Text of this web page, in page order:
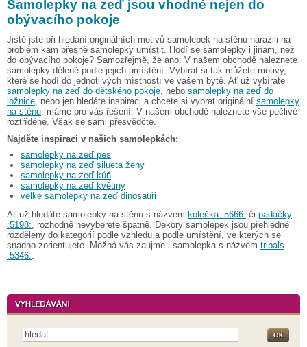
Samolepky na zeď jsou vhodné nejen do
obývacího pokoje
Jistě jste při hledání originálních motivů samolepek na stěnu narazili na
problém kam přesně samolepky umístit. Hodí se samolepky i jinam, než
do obývacího pokoje? Samozřejmě, že ano. V našem obchodě naleznete
samolepky dělené podle jejich umístění. Vybírat si tak můžete motivy,
které se hodí do jednotlivých místností ve vašem bytě. Ať už vybíráte
samolepky na zeď do dětského pokoje, nebo samolepky na zeď do
ložnice, nebo jen hledáte inspiraci a chcete si vybrat originální samolepky
na stěnu, máme pro vás řešení. V našem obchodě naleznete vše pečlivě
roztříděné. Však se sami přesvědčte.
Najděte inspiraci v našich samolepkách:
samolepky na zeď pes
samolepky na zeď silueta ženy
samolepky na zeď kůň
samolepky na zeď květiny
velké samolepky na zeď dinosauři
Ať už hledáte samolepky na stěnu s názvem kolečka :5666: či padáčky
:5198:, rozhodně nevyberete špatně. Dekory samolepek jsou přehledně
rozděleny do kategorií podle vzhledu a podle umístění, ve kterých se
snadno zorientujete. Možná vás zaujme i samolepka s názvem tribals
:5346:.